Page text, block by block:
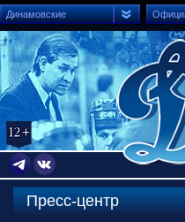
Динамовские
Пресс-центр